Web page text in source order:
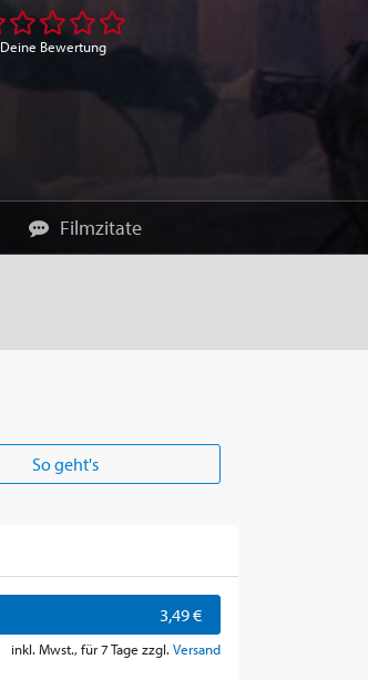
Deine Bewertung
Filmzitate
So geht's
3,49 €
inkl. Mwst., für 7 Tage zzgl. Versand